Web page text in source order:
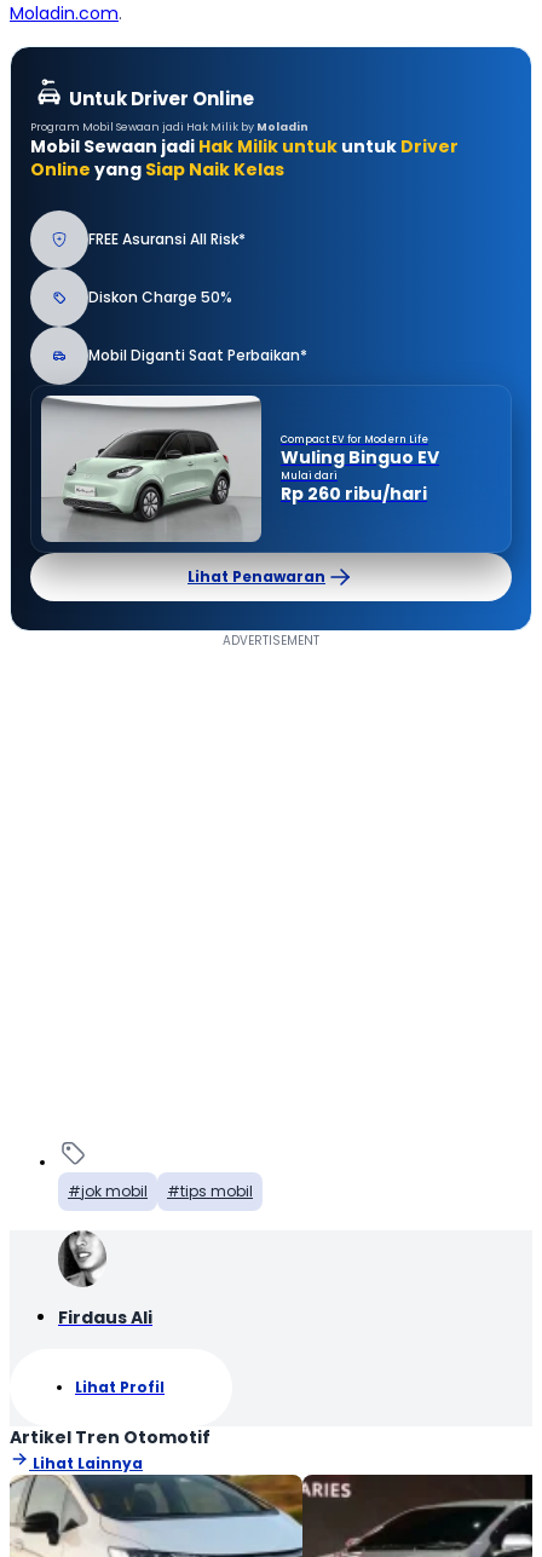
Moladin.com.
Untuk Driver Online
Program Mobil Sewaan jadi Hak Milik by Moladin
Mobil Sewaan jadi Hak Milik untuk untuk Driver
Online yang Siap Naik Kelas
FREE Asuransi All Risk*
Diskon Charge 50%
Mobil Diganti Saat Perbaikan*
Compact EV for Modern Life
Wuling Binguo EV
Mulai dari
Rp 260 ribu/hari
Lihat Penawaran
jok mobil tips mobil
Firdaus Ali
Lihat Profil
Artikel Tren Otomotif
Lihat Lainnya